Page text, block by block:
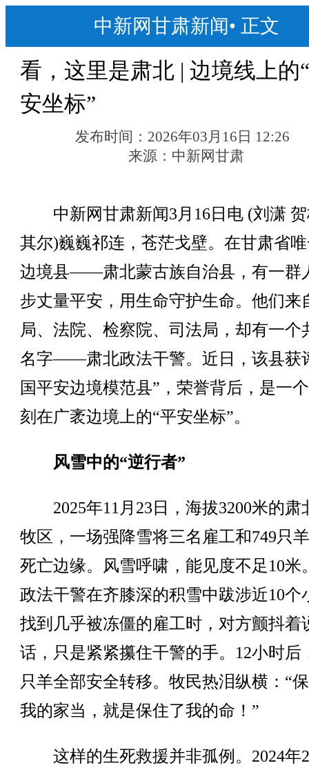
中新网甘肃新闻• 正文
看，这里是肃北 | 边境线上的
安坐标”
发布时间： 2026年03月16日 12:26
来源： 中新网甘肃
中新网甘肃新闻3月16日电 (刘潇 贺
其尔)巍巍祁连，苍茫戈壁。在甘肃省
边境县——肃北蒙古族自治县，有一群
步丈量平安，用生命守护生命。他们来
局、法院、检察院、司法局，却有一个
名字——肃北政法干警。近日，该县获
国平安边境模范县”，荣誉背后，是一
刻在广袤边境上的“平安坐标”。
风雪中的“逆行者”
2025年11月23日，海拔3200米的肃
牧区，一场强降雪将三名雇工和749只
死亡边缘。风雪呼啸，能见度不足10米
政法干警在齐膝深的积雪中跋涉近10个
找到几乎被冻僵的雇工时，对方颤抖着
话，只是紧紧攥住干警的手。12小时后
只羊全部安全转移。牧民热泪纵横：“
我的家当，就是保住了我的命！”
这样的生死救援并非孤例。2024年